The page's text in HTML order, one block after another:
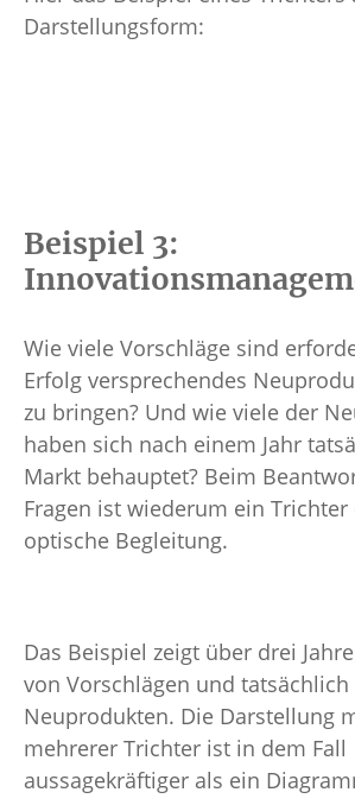
Darstellungsform:
Beispiel 3:
Wie viele Vorschläge sind
Erfolg versprechendes
zu bringen? Und wie viele der
haben sich nach einem Jahr
Markt behauptet? Beim
Fragen ist wiederum ein
optische Begleitung.
Das Beispiel zeigt über drei
von Vorschlägen und
Neuprodukten. Die Darstellung
mehrerer Trichter ist in dem Fall
aussagekräftiger als ein